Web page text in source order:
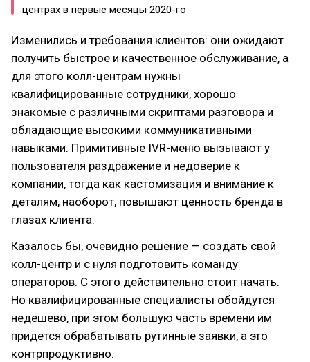
центрах в первые месяцы 2020-го
Изменились и требования клиентов: они ожидают
получить быстрое и качественное обслуживание, а
для этого колл-центрам нужны
квалифицированные сотрудники, хорошо
знакомые с различными скриптами разговора и
обладающие высокими коммуникативными
навыками. Примитивные IVR-меню вызывают у
пользователя раздражение и недоверие к
компании, тогда как кастомизация и внимание к
деталям, наоборот, повышают ценность бренда в
глазах клиента.
Казалось бы, очевидно решение — создать свой
колл-центр и с нуля подготовить команду
операторов. С этого действительно стоит начать.
Но квалифицированные специалисты обойдутся
недешево, при этом большую часть времени им
придется обрабатывать рутинные заявки, а это
контрпродуктивно.